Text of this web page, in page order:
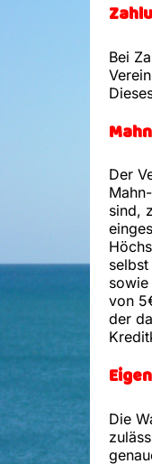
Bei
Der
sind,
von
der
Die